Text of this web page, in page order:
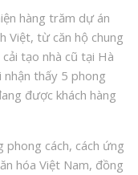
hàng trăm dự án
Việt, từ căn hộ chung
tạo nhà cũ tại Hà
nhận thấy 5 phong
được khách hàng
phong cách, cách ứng
hóa Việt Nam, đồng